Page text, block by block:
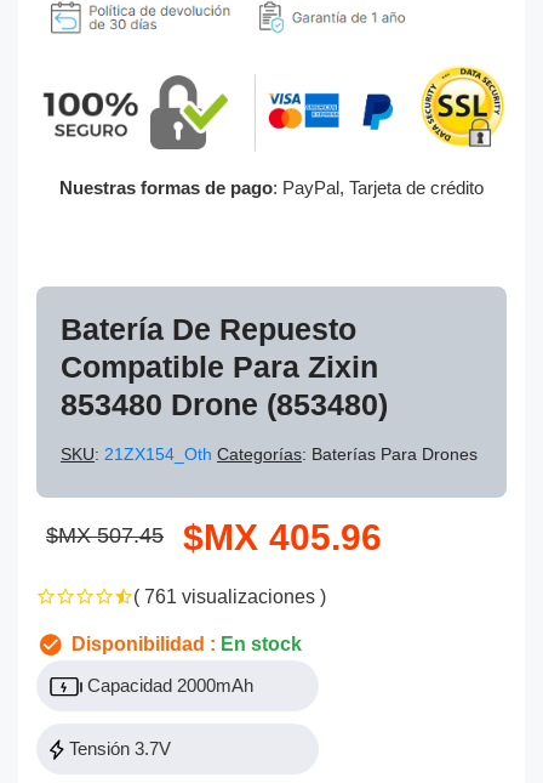
Nuestras formas de pago: PayPal, Tarjeta de crédito
Batería De Repuesto
Compatible Para Zixin
853480 Drone (853480)
SKU: 21ZX154_Oth Categorías: Baterías Para Drones
$MX 507.45 $MX 405.96
( 761 visualizaciones )
Disponibilidad : En stock
Capacidad 2000mAh
Tensión 3.7V